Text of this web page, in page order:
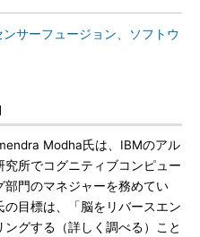
サーフュージョン、ソフトウ
Modha氏は、IBMのアル
究所でコグニティブコンピュー
部門のマネジャーを務めてい
の目標は、「脳をリバースエン
ングする（詳しく調べる）こと